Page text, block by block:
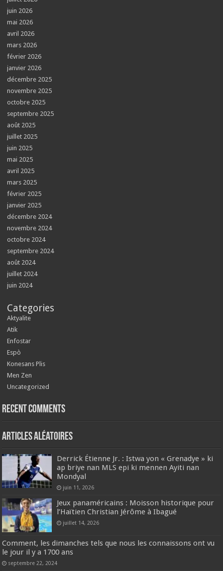
juin 2026
mai 2026
avril 2026
mars 2026
février 2026
janvier 2026
décembre 2025
novembre 2025
octobre 2025
septembre 2025
août 2025
juillet 2025
juin 2025
mai 2025
avril 2025
mars 2025
février 2025
janvier 2025
décembre 2024
novembre 2024
octobre 2024
septembre 2024
août 2024
juillet 2024
juin 2024
Categories
Aktyalite
Atik
Enfostar
Espò
Konesans Plis
Men Zen
Uncategorized
Recent Comments
Articles aléatoires
Derrick Étienne Jr. : Istwa yon « Grenadye » ki
ap briye nan MLS epi ki mennen Ayiti nan
Mondyal
juin 11, 2026
Jeux panaméricains : Moisson historique pour
l’Haïtien Christian Jérôme à Ibagué
juillet 14, 2026
Comment, les dimanches tels que nous les connaissons ont vu
le jour il y a 1700 ans
septembre 22, 2024